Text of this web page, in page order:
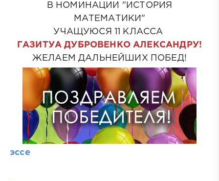
В НОМИНАЦИИ "ИСТОРИЯ
МАТЕМАТИКИ"
УЧАЩУЮСЯ 11 КЛАССА
ГАЗИТУА ДУБРОВЕНКО АЛЕКСАНДРУ!
ЖЕЛАЕМ ДАЛЬНЕЙШИХ ПОБЕД!
эссе